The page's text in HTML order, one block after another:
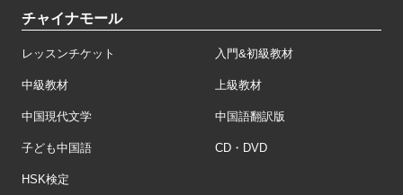
チャイナモール
レッスンチケット 入門&初級教材
中級教材 上級教材
中国現代文学 中国語翻訳版
子ども中国語 CD・DVD
HSK検定